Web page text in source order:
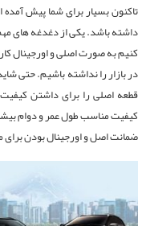
تاکنون بسیار برای شما پیش
داشته باشد. یکی از دغدغه های
کنیم به صورت اصلی و اورجینال
در بازار را نداشته باشیم. حتی
قطعه اصلی را برای داشتن
کیفیت مناسب طول عمر و دوام
ضمانت اصل و اورجینال بودن برای